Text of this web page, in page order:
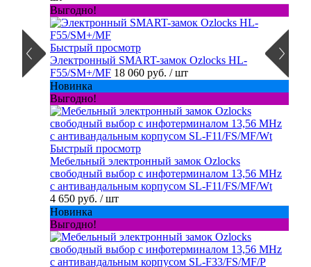
Выгодно!
Быстрый просмотр
Электронный SMART-замок Ozlocks HL-
F55/SM+/MF 18 060 руб. / шт
Новинка
Выгодно!
Быстрый просмотр
Мебельный электронный замок Ozlocks
свободный выбор с инфотерминалом 13,56 MHz
с антивандальным корпусом SL-F11/FS/MF/Wt
4 650 руб. / шт
Новинка
Выгодно!